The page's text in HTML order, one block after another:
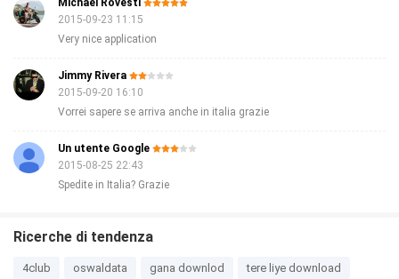
Michael Rovesti
2015-09-23 11:15
Very nice application
Jimmy Rivera
2015-09-20 16:10
Vorrei sapere se arriva anche in italia grazie
Un utente Google
2015-08-25 22:43
Spedite in Italia? Grazie
Ricerche di tendenza
4club oswaldata gana downlod tere liye download